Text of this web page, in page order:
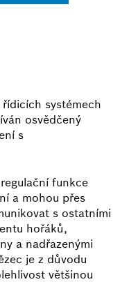
systémech
osvědčený
s
funkce
a mohou přes
s ostatními
hořáků,
a nadřazenými
je z důvodu
většinou